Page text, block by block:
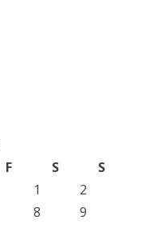
F S
S
1
2
8
9